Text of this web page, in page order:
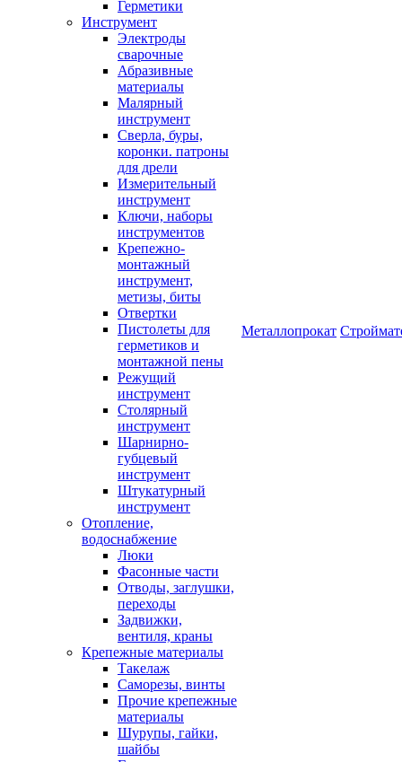
Герметики
Инструмент
Электроды
сварочные
Абразивные
материалы
Малярный
инструмент
Сверла, буры,
коронки. патроны
для дрели
Измерительный
инструмент
Ключи, наборы
инструментов
Крепежно-
монтажный
инструмент,
метизы, биты
Отвертки
Пистолеты для
герметиков и
монтажной пены
Режущий
инструмент
Столярный
инструмент
Шарнирно-
губцевый
инструмент
Штукатурный
инструмент
Отопление,
водоснабжение
Люки
Фасонные части
Отводы, заглушки,
переходы
Задвижки,
вентиля, краны
Крепежные материалы
Такелаж
Саморезы, винты
Прочие крепежные
материалы
Шурупы, гайки,
шайбы
Металлопрокат